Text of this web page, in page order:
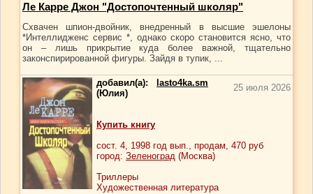
Ле Карре Джон "Достопочтенный школяр"
Схвачен шпион-двойник, внедренный в высшие эшелоны
*Интеллидженс сервис *, однако скоро становится ясно, что
он – лишь прикрытие куда более важной, тщательно
законспирированной фигуры. Зайдя в тупик, ...
добавил(а):
lasto4ka.sm
(Юлия)
25 июля 2026
Купить книгу
сост. 4, 1998 год вып., продам, 470 руб
город: Зеленоград (Москва)
Триллеры
Художественная литература